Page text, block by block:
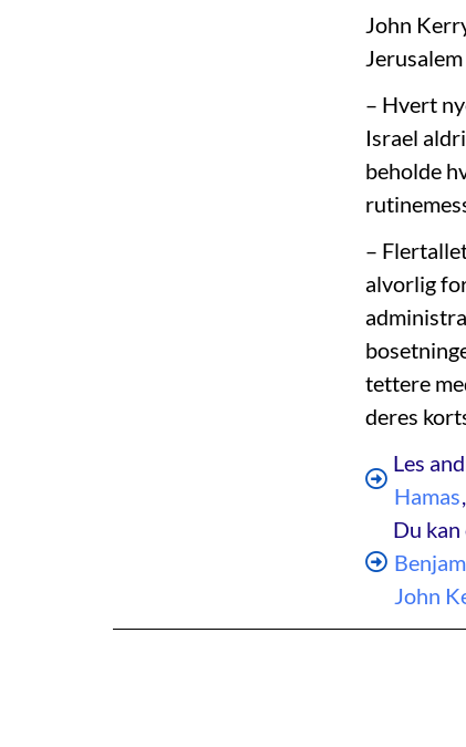
John
– Hvert
Israel
beholde
–
alvorlig
tettere
deres
Les
Hamas,
Du
John